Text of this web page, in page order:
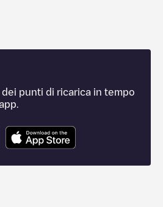
punti di ricarica in tempo